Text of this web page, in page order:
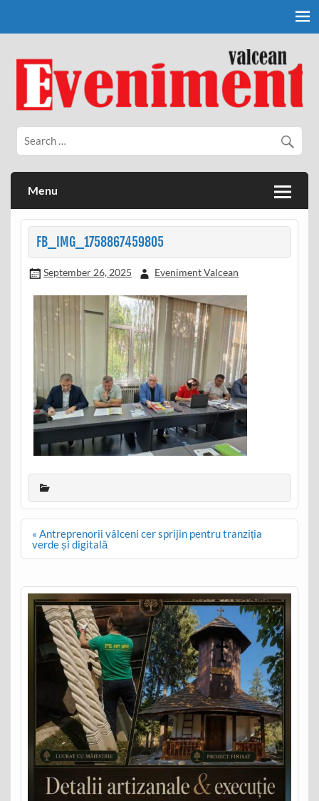
Eveniment Valcean
Menu
FB_IMG_1758867459805
September 26, 2025 Eveniment Valcean
Post
navigation
« Antreprenorii vâlceni cer sprijin pentru tranziția
verde și digitală